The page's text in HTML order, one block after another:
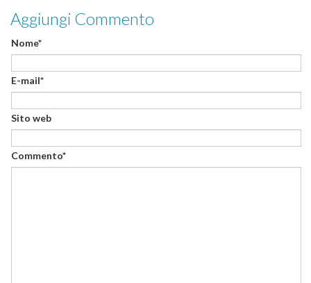
Aggiungi Commento
Nome*
E-mail*
Sito web
Commento*